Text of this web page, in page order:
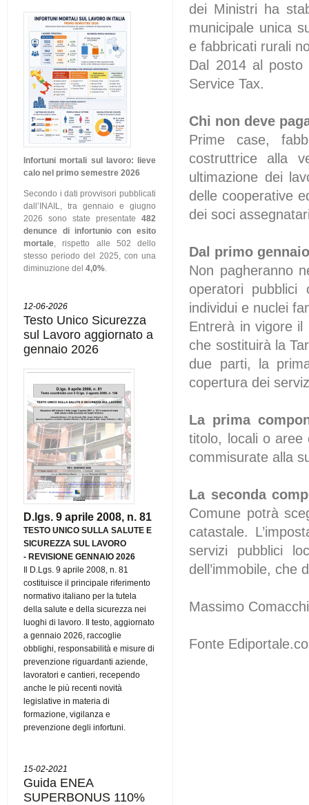
Infortuni mortali sul lavoro: lieve
calo nel primo semestre 2026
Secondo i dati provvisori pubblicati
dall’INAIL, tra gennaio e giugno
2026 sono state presentate 482
denunce di infortunio con esito
mortale , rispetto alle 502 dello
stesso periodo del 2025, con una
diminuzione del4,0%
12-06-2026
Testo Unico Sicurezza
sul Lavoro aggiornato a
gennaio 2026
D.lgs. 9 aprile 2008, n. 81
TESTO UNICO SULLA SALUTE E
SICUREZZA SUL LAVORO
- REVISIONE GENNAIO 2026
Il D.Lgs. 9 aprile 2008, n. 81
costituisce il principale riferimento
normativo italiano per la tutela
della salute e della sicurezza nei
luoghi di lavoro. Il testo, aggiornato
a gennaio 2026, raccoglie
obblighi, responsabilità e misure di
prevenzione riguardanti aziende,
lavoratori e cantieri, recependo
anche le più recenti novità
legislative in materia di
formazione, vigilanza e
prevenzione degli infortuni.
15-02-2021
Guida ENEA
SUPERBONUS 110%
dei Ministri ha
municipale unica
e fabbricati rurali
Dal 2014 al posto
Service Tax.
Chi non deve
Prime case,
costruttrice alla
ultimazione dei
delle cooperative
dei soci
Dal primo
Non pagheranno
operatori pubblici
individui e nuclei
Entrerà in vigore il
che sostituirà la
due parti, la
copertura dei
La prima
titolo, locali o aree
commisurate alla
La seconda
Comune potrà
catastale.
servizi pubblici
dell’immobile, che
Massimo
Fonte